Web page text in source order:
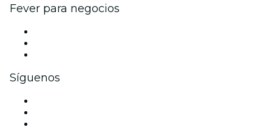
Fever para negocios
Síguenos